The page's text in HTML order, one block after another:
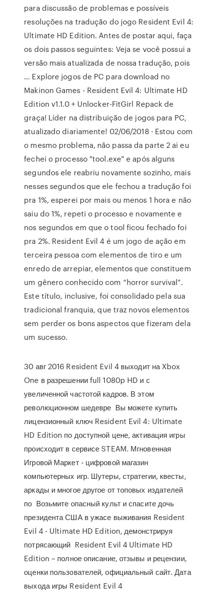
para discussão de problemas e possíveis
resoluções na tradução do jogo Resident Evil 4:
Ultimate HD Edition. Antes de postar aqui, faça
os dois passos seguintes: Veja se você possui a
versão mais atualizada de nossa tradução, pois
… Explore jogos de PC para download no
Makinon Games - Resident Evil 4: Ultimate HD
Edition v1.1.0 + Unlocker-FitGirl Repack de
graça! Líder na distribuição de jogos para PC,
atualizado diariamente! 02/06/2018 · Estou com
o mesmo problema, não passa da parte 2 ai eu
fechei o processo "tool.exe" e após alguns
segundos ele reabriu novamente sozinho, mais
nesses segundos que ele fechou a tradução foi
pra 1%, esperei por mais ou menos 1 hora e não
saiu do 1%, repeti o processo e novamente e
nos segundos em que o tool ficou fechado foi
pra 2%. Resident Evil 4 é um jogo de ação em
terceira pessoa com elementos de tiro e um
enredo de arrepiar, elementos que constituem
um gênero conhecido com “horror survival”.
Este título, inclusive, foi consolidado pela sua
tradicional franquia, que traz novos elementos
sem perder os bons aspectos que fizeram dela
um sucesso.
30 авг 2016 Resident Evil 4 выходит на Xbox
One в разрешении full 1080p HD и с
увеличенной частотой кадров. В этом
революционном шедевре Вы можете купить
лицензионный ключ Resident Evil 4: Ultimate
HD Edition по доступной цене, активация игры
происходит в сервисе STEAM. Мгновенная
Игровой Маркет - цифровой магазин
компьютерных игр. Шутеры, стратегии, квесты,
аркады и многое другое от топовых издателей
по Возьмите опасный культ и спасите дочь
президента США в ужасе выживания Resident
Evil 4 - Ultimate HD Edition, демонстрируя
потрясающий Resident Evil 4 Ultimate HD
Edition – полное описание, отзывы и рецензии,
оценки пользователей, официальный сайт. Дата
выхода игры Resident Evil 4